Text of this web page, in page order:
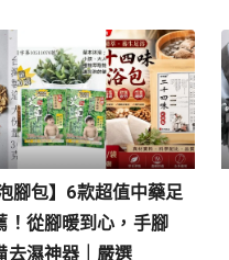
腳包】6款超值中藥足
！從腳暖到心，手腳
去濕神器｜嚴選